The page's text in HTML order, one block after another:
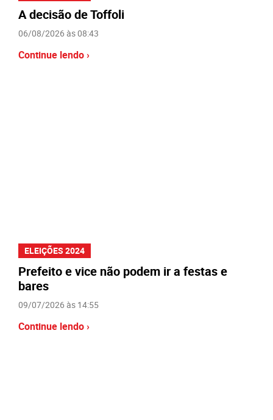
A decisão de Toffoli
06/08/2026 às 08:43
Continue lendo ›
ELEIÇÕES 2024
Prefeito e vice não podem ir a festas e
bares
09/07/2026 às 14:55
Continue lendo ›